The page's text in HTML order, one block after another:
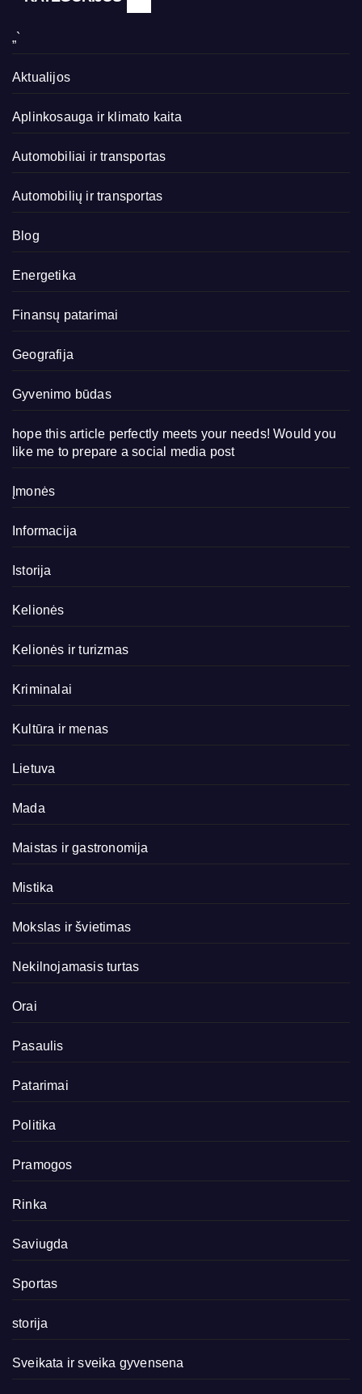
„`
Aktualijos
Aplinkosauga ir klimato kaita
Automobiliai ir transportas
Automobilių ir transportas
Blog
Energetika
Finansų patarimai
Geografija
Gyvenimo būdas
hope this article perfectly meets your needs! Would you
like me to prepare a social media post
Įmonės
Informacija
Istorija
Kelionės
Kelionės ir turizmas
Kriminalai
Kultūra ir menas
Lietuva
Mada
Maistas ir gastronomija
Mistika
Mokslas ir švietimas
Nekilnojamasis turtas
Orai
Pasaulis
Patarimai
Politika
Pramogos
Rinka
Saviugda
Sportas
storija
Sveikata ir sveika gyvensena